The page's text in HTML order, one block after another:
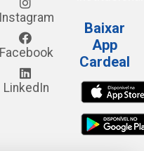
Instagram
Facebook
LinkedIn
Baixar
App
Cardeal